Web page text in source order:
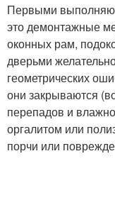
Первыми
это демонтажные
оконных рам,
дверьми
геометрических
они закрываются
перепадов и
оргалитом или
порчи или